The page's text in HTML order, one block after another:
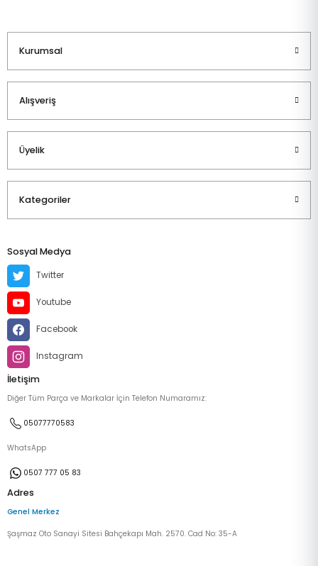
Kurumsal
Alışveriş
Üyelik
Kategoriler
Sosyal Medya
Twitter
Youtube
Facebook
Instagram
İletişim
Diğer Tüm Parça ve Markalar İçin Telefon Numaramız:
05077770583
WhatsApp
0507 777 05 83
Adres
Genel Merkez
Şaşmaz Oto Sanayi Sitesi Bahçekapı Mah. 2570. Cad No: 35-A